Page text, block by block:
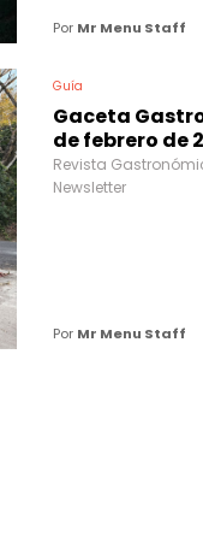
Por Mr Menu Staff
Guía
Gaceta
de febrero de
Revista
Newsletter
Por Mr Menu Staff